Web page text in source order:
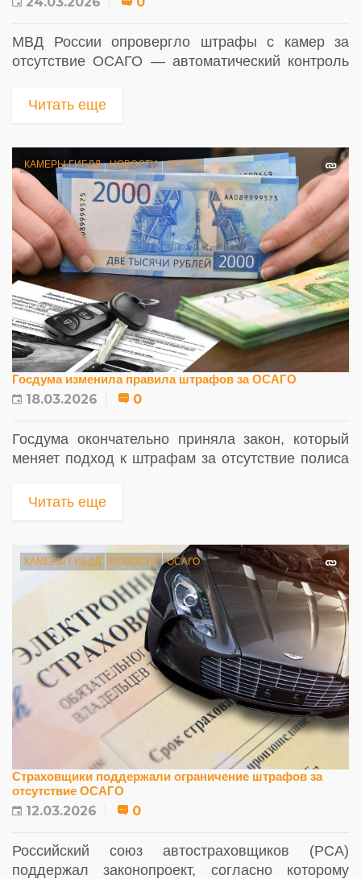
МВД России опровергло штрафы с камер за
отсутствие ОСАГО — автоматический контроль
Читать еще
КАМЕРЫ ГИБДД НОВОСТИ ОСАГО
Госдума изменила правила штрафов за ОСАГО
18.03.2026 0
Госдума окончательно приняла закон, который
меняет подход к штрафам за отсутствие полиса
только один раз...
Читать еще
КАМЕРЫ ГИБДД НОВОСТИ ОСАГО
Страховщики поддержали ограничение штрафов за
отсутствие ОСАГО
12.03.2026 0
Российский союз автостраховщиков (РСА)
поддержал законопроект, согласно которому